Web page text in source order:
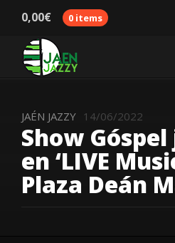
0,00€ 0 items
JAÉN JAZZY 14/06/2022
Show
en ‘LIVE
Plaza Deán